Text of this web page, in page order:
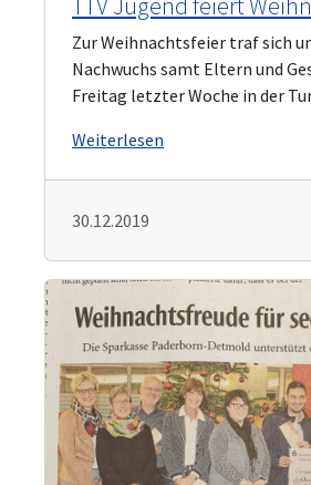
TTV Jugend feiert
Zur Weihnachtsfeier traf sich
Nachwuchs samt Eltern und
Freitag letzter Woche in der
Weiterlesen
30.12.2019